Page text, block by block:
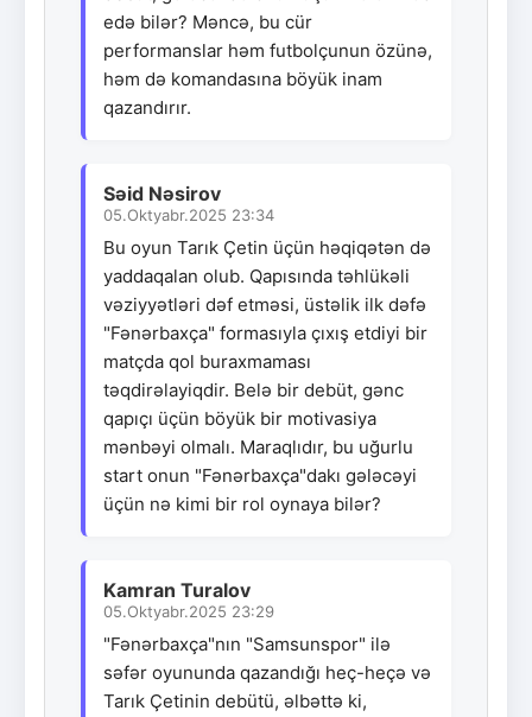
edə bilər? Məncə, bu cür
performanslar həm futbolçunun özünə,
həm də komandasına böyük inam
qazandırır.
Səid Nəsirov
05.Oktyabr.2025 23:34
Bu oyun Tarık Çetin üçün həqiqətən də
yaddaqalan olub. Qapısında təhlükəli
vəziyyətləri dəf etməsi, üstəlik ilk dəfə
"Fənərbaxça" formasıyla çıxış etdiyi bir
matçda qol buraxmaması
təqdirəlayiqdir. Belə bir debüt, gənc
qapıçı üçün böyük bir motivasiya
mənbəyi olmalı. Maraqlıdır, bu uğurlu
start onun "Fənərbaxça"dakı gələcəyi
üçün nə kimi bir rol oynaya bilər?
Kamran Turalov
05.Oktyabr.2025 23:29
"Fənərbaxça"nın "Samsunspor" ilə
səfər oyununda qazandığı heç-heçə və
Tarık Çetinin debütü, əlbəttə ki,